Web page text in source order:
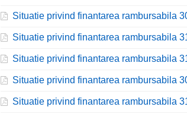
Situatie privind finantarea rambursabila
Situatie privind finantarea rambursabila
Situatie privind finantarea rambursabila
Situatie privind finantarea rambursabila
Situatie privind finantarea rambursabila